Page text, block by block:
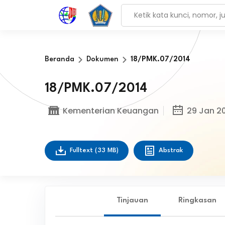
Beranda Dokumen 18/PMK.07/2014
18/PMK.07/2014
Kementerian Keuangan 29 Jan
Fulltext (33 MB) Abstrak
Tinjauan Ringkasan